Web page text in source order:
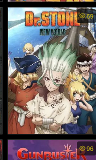
Scooby Doo Mystery Incor
porated ss2 พากย์ไทย - สกู
บี้ ดู กับบริษัทป่วนผีไม่จำกัด
ภาค2 (2012)
69
Dr. Stone ss3 พากย์ไทย -
ดอกเตอร์สโตน ภาค3 (202
96